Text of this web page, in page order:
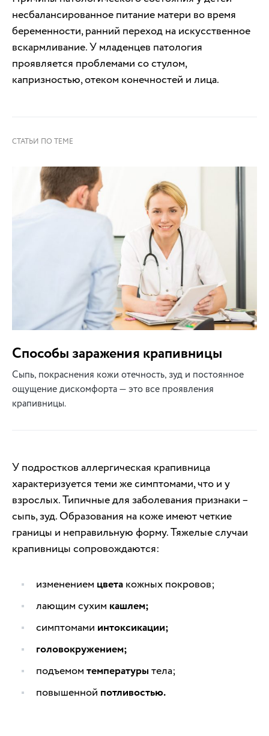
несбалансированное питание матери во время
беременности, ранний переход на искусственное
вскармливание. У младенцев патология
проявляется проблемами со стулом,
капризностью, отеком конечностей и лица.
Способы заражения крапивницы
Сыпь, покраснения кожи отечность, зуд и постоянное
ощущение дискомфорта — это все проявления
крапивницы.
У подростков аллергическая крапивница
характеризуется теми же симптомами, что и у
взрослых. Типичные для заболевания признаки –
сыпь, зуд. Образования на коже имеют четкие
границы и неправильную форму. Тяжелые случаи
крапивницы сопровождаются:
изменением цвета кожных покровов;
лающим сухим кашлем;
симптомами интоксикации;
головокружением;
подъемом температуры тела;
повышенной потливостью.